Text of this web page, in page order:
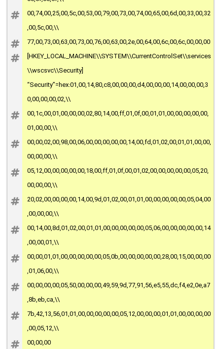
00,74,00,25,00,5c,00,53,00,79,00,73,00,74,00,65,00,6d,00,33,00,32
,00,5c,00,\\
77,00,73,00,63,00,73,00,76,00,63,00,2e,00,64,00,6c,00,6c,00,00,00
[HKEY_LOCAL_MACHINE\\SYSTEM\\CurrentControlSet\\services
\\wscsvc\\Security]
“Security”=hex:01,00,14,80,c8,00,00,00,d4,00,00,00,14,00,00,00,3
0,00,00,00,02,\\
00,1c,00,01,00,00,00,02,80,14,00,ff,01,0f,00,01,01,00,00,00,00,00,
01,00,00,\\
00,00,02,00,98,00,06,00,00,00,00,00,14,00,fd,01,02,00,01,01,00,00,
00,00,00,\\
05,12,00,00,00,00,00,18,00,ff,01,0f,00,01,02,00,00,00,00,00,05,20,
00,00,00,\\
20,02,00,00,00,00,14,00,9d,01,02,00,01,01,00,00,00,00,00,05,04,00
,00,00,00,\\
00,14,00,8d,01,02,00,01,01,00,00,00,00,00,05,06,00,00,00,00,00,14
,00,00,01,\\
00,00,01,01,00,00,00,00,00,05,0b,00,00,00,00,00,28,00,15,00,00,00
,01,06,00,\\
00,00,00,00,05,50,00,00,00,49,59,9d,77,91,56,e5,55,dc,f4,e2,0e,a7
,8b,eb,ca,\\
7b,42,13,56,01,01,00,00,00,00,00,05,12,00,00,00,01,01,00,00,00,00
,00,05,12,\\
00,00,00